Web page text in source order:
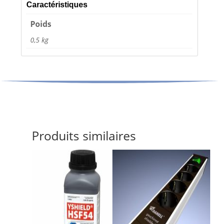
Caractéristiques
Poids
0,5 kg
Produits similaires